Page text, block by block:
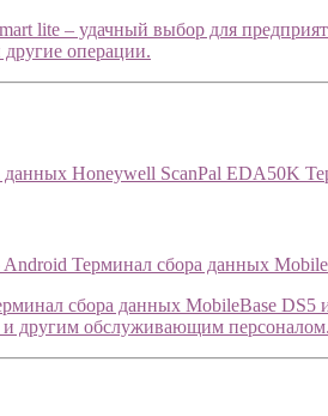
lite – удачный выбор для
операции.
Терминал сбора данных
сбора данных MobileBase DS5
и другим обслуживающим персоналом.